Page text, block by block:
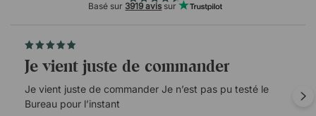
Basé sur 3919 avis sur
Je vient juste de commander
Je vient juste de commander Je n’est pas pu testé le
Bureau pour l’instant